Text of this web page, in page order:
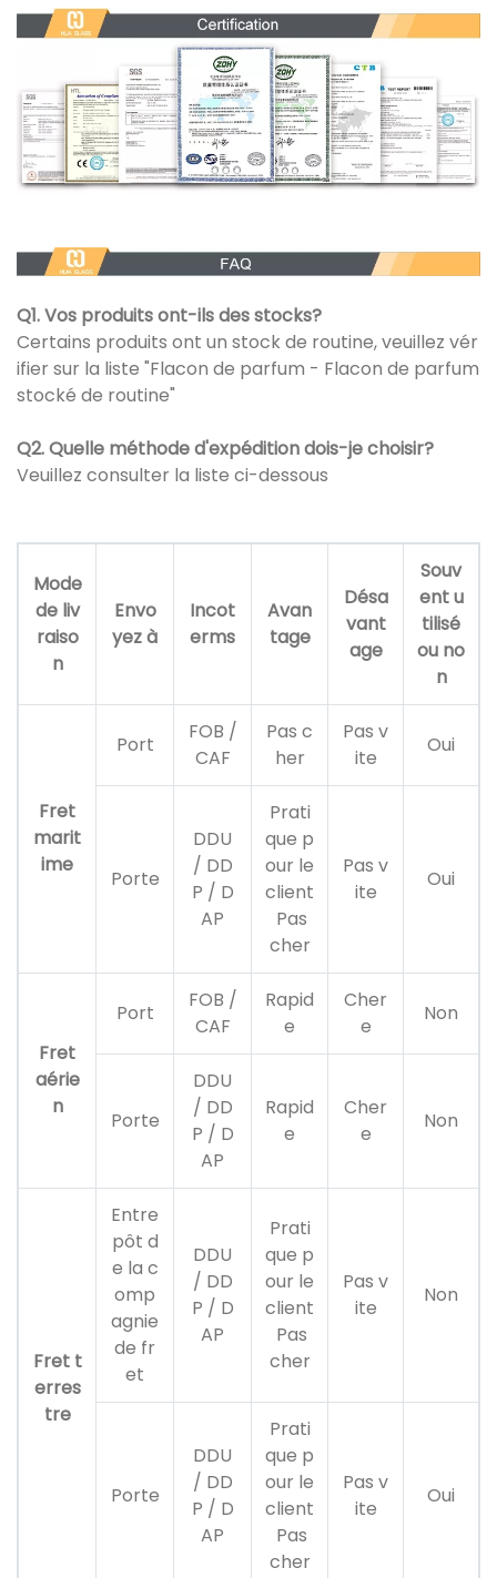
Q1. Vos produits ont-ils des stocks?
Certains produits ont un stock de routine, veuillez vér
ifier sur la liste "Flacon de parfum - Flacon de parfum
stocké de routine"
Q2. Quelle méthode d'expédition dois-je choisir?
Veuillez consulter la liste ci-dessous
Mode
de liv
raiso
n
Envo
yez à
Incot
erms
Avan
tage
Désa
vant
age
Souv
ent u
tilisé
ou no
n
Fret
marit
ime
Port
FOB /
CAF
Pas c
her
Pas v
ite
Oui
Porte
DDU
/ DD
P / D
AP
Prati
que p
our le
client
Pas
cher
Pas v
ite
Oui
Fret
aérie
n
Port
FOB /
CAF
Rapid
e
Cher
e
Non
Porte
DDU
/ DD
P / D
AP
Rapid
e
Cher
e
Non
Fret t
erres
tre
Entre
pôt d
e la c
omp
agnie
de fr
et
DDU
/ DD
P / D
AP
Prati
que p
our le
client
Pas
cher
Pas v
ite
Non
Porte
DDU
/ DD
P / D
AP
Prati
que p
our le
client
Pas
cher
Pas v
ite
Oui